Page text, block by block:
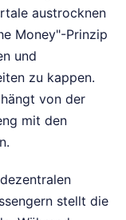
austrocknen
Money"-Prinzip
und
zu kappen.
von der
mit den
stellt die